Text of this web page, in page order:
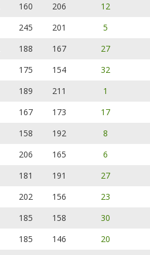
160 206 12
245 201 5
188 167 27
175 154 32
189 211 1
167 173 17
158 192 8
206 165 6
181 191 27
202 156 23
185 158 30
185 146 20